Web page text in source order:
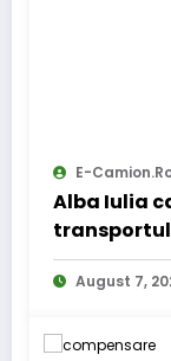
E-
Alba Iulia
August 7,